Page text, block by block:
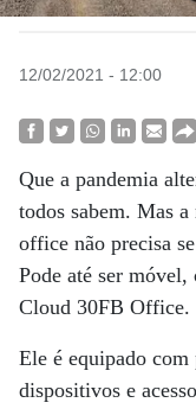
12/02/2021 - 12:00
Que a pandemia
todos sabem. Mas
office não precisa
Pode até ser
Cloud 30FB Office.
Ele é equipado com
dispositivos e